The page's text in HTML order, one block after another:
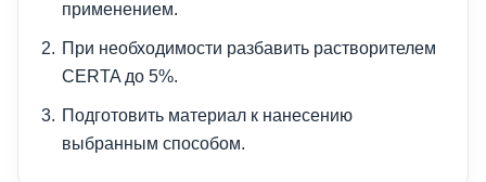
применением.
При необходимости разбавить растворителем
CERTA до 5%.
Подготовить материал к нанесению
выбранным способом.